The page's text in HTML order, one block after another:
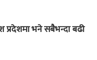
भने सबैभन्दा बढी